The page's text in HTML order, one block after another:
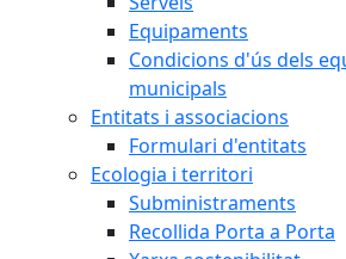
Equipaments
Condicions d'ús dels
municipals
Entitats i associacions
Formulari d'entitats
Ecologia i territori
Subministraments
Recollida Porta a Porta